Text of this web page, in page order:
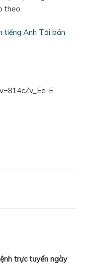
theo.
tiếng Anh Tải bản
E
trực tuyến ngày